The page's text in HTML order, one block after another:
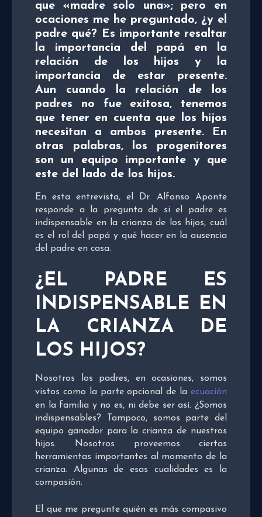
que «madre solo una»; pero en
ocaciones me he preguntado, ¿y el
padre qué? Es importante resaltar
la importancia del papá en la
relación de los hijos y la
importancia de estar presente.
Aun cuando la relación de los
padres no fue exitosa, tenemos
que tener en cuenta que los hijos
necesitan a ambos presente. En
otras palabras, los progenitores
son un equipo importante y que
este del lado de los hijos.
En esta entrevista, el Dr. Alfonso Aponte
responde a la pregunta de si el padre es
indispensable en la crianza de los hijos, cuál
es el rol del papá y qué hacer en la ausencia
del padre en casa.
¿EL PADRE ES
INDISPENSABLE EN
LA CRIANZA DE
LOS HIJOS?
Nosotros los padres, en ocasiones, somos
vistos como la parte opcional de la ecuación
en la familia y no es, ni debe ser así. ¿Somos
indispensables? Tampoco, somos parte del
equipo ganador para la crianza de nuestros
hijos. Nosotros proveemos ciertas
herramientas importantes al momento de la
crianza. Algunas de esas cualidades es la
compasión.
El que me pregunte quién es más compasivo